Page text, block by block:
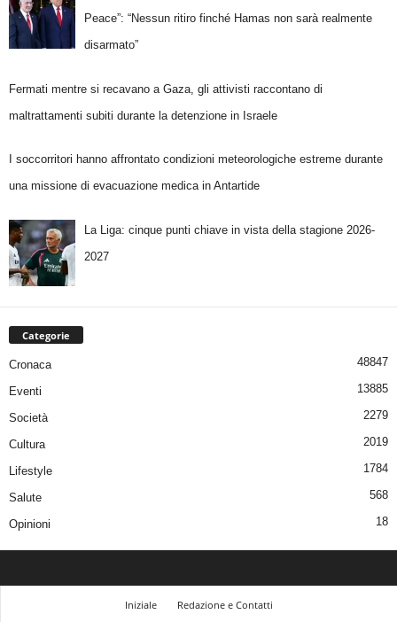
Peace”: “Nessun ritiro finché Hamas non sarà realmente
disarmato”
Fermati mentre si recavano a Gaza, gli attivisti raccontano di
maltrattamenti subiti durante la detenzione in Israele
I soccorritori hanno affrontato condizioni meteorologiche estreme durante
una missione di evacuazione medica in Antartide
La Liga: cinque punti chiave in vista della stagione 2026-
2027
Categorie
Cronaca 48847
Eventi 13885
Società 2279
Cultura 2019
Lifestyle 1784
Salute 568
Opinioni 18
Iniziale Redazione e Contatti